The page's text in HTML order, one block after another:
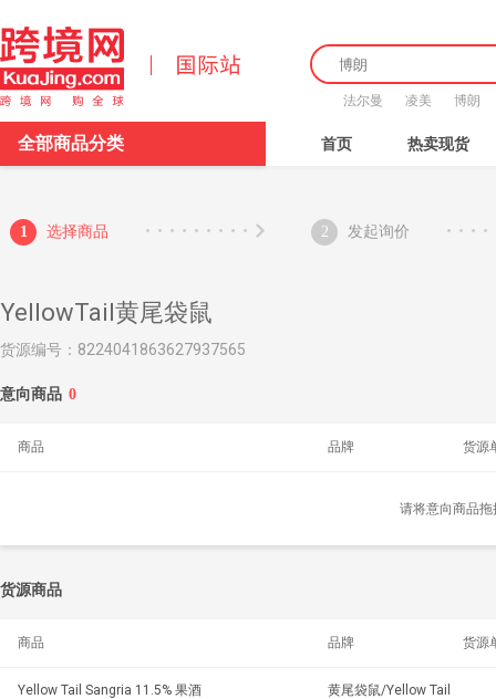
法尔曼 凌美 博朗
全部商品分类 首页 热卖现货
1 选择商品 2 发起询价
YellowTail黄尾袋鼠
货源编号： 8224041863627937565
意向商品 0
商品 品牌 货源
请将意向商品
货源商品
商品 品牌 货源
Yellow Tail Sangria 11.5% 果酒 黄尾袋鼠/Yellow Tail